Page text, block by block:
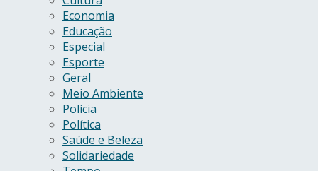
Economia
Educação
Especial
Esporte
Geral
Meio Ambiente
Polícia
Política
Saúde e Beleza
Solidariedade